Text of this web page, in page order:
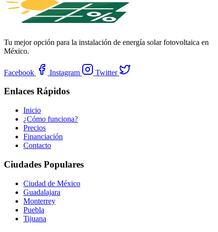
Tu mejor opción para la instalación de energía solar fotovoltaica en
México.
Facebook Instagram Twitter
Enlaces Rápidos
Inicio
¿Cómo funciona?
Precios
Financiación
Contacto
Ciudades Populares
Ciudad de México
Guadalajara
Monterrey
Puebla
Tijuana